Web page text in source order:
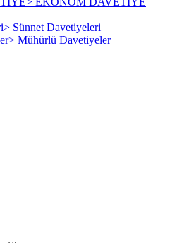
> Sünnet Davetiyeleri
> Mühürlü Davetiyeler